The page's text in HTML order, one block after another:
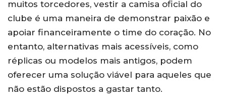
muitos torcedores, vestir a camisa oficial do
clube é uma maneira de demonstrar paixão e
apoiar financeiramente o time do coração. No
entanto, alternativas mais acessíveis, como
réplicas ou modelos mais antigos, podem
oferecer uma solução viável para aqueles que
não estão dispostos a gastar tanto.